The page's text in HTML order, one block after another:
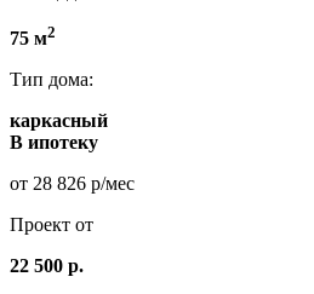
75 м2
Тип дома:
каркасный
В ипотеку
от 28 826 р/мес
Проект от
22 500 р.